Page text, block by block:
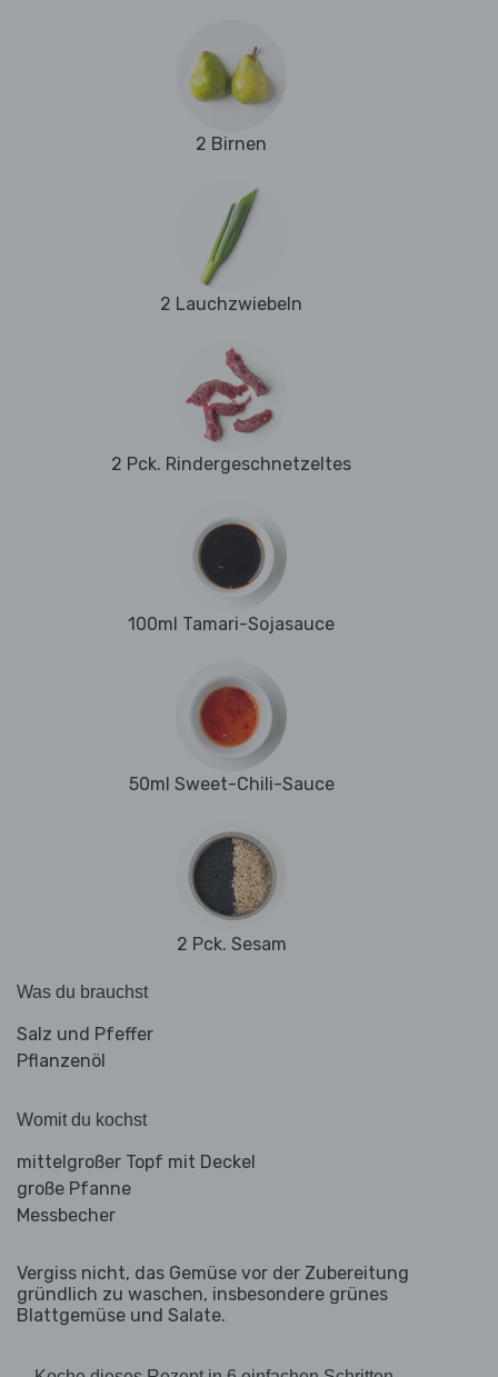
2 Birnen
2 Lauchzwiebeln
2 Pck. Rindergeschnetzeltes
100ml Tamari-Sojasauce
50ml Sweet-Chili-Sauce
2 Pck. Sesam
Was du brauchst
Salz und Pfeffer
Pflanzenöl
Womit du kochst
mittelgroßer Topf mit Deckel
große Pfanne
Messbecher
Vergiss nicht, das Gemüse vor der Zubereitung
gründlich zu waschen, insbesondere grünes
Blattgemüse und Salate.